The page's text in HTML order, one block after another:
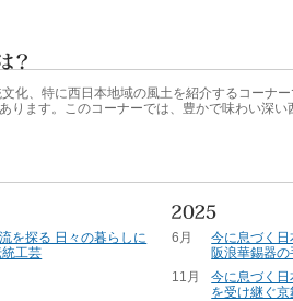
化、特に西日本地域の風土を紹介するコーナ
ります。このコーナーでは、豊かで味わい深
を探る 日々の暮らしに
工芸
6月
今に息づく
阪浪華錫器
11月
今に息づく
を受け継ぐ